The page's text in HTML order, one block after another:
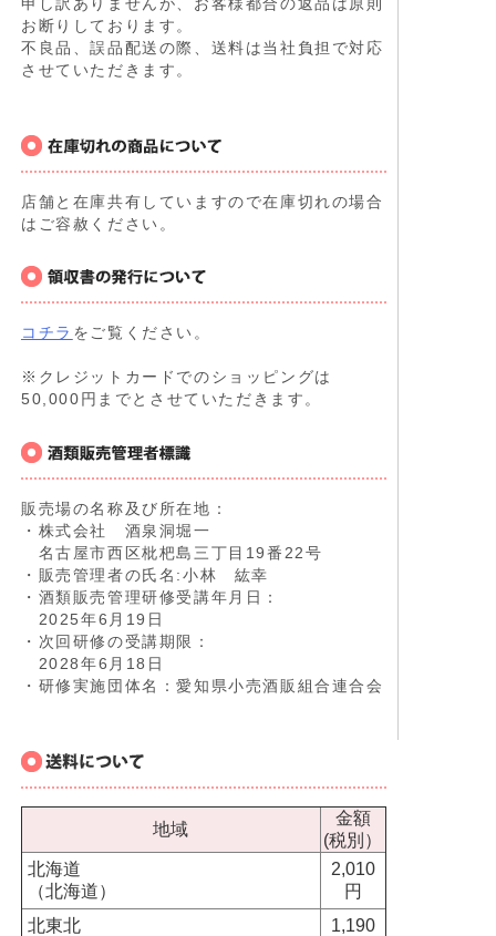
お断りしております。
不良品、誤品配送の際、送料は当社負担で対応
させていただきます。
店舗と在庫共有していますので在庫切れの場合
はご容赦ください。
コチラ をご覧ください。
※クレジットカードでのショッピングは
50,000円までとさせていただきます。
販売場の名称及び所在地：
・株式会社 酒泉洞堀一
名古屋市西区枇杷島三丁目19番22号
・販売管理者の氏名:小林 紘幸
・酒類販売管理研修受講年月日：
2025年6月19日
・次回研修の受講期限：
2028年6月18日
・研修実施団体名：愛知県小売酒販組合連合会
地域
金額
(税別）
北海道
（北海道）
2,010
円
北東北
1,190